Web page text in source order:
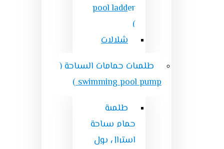
pool ladder
)
شلالات
طلمبات حمامات السباحة (
swimming pool pump )
طلمبة
حمام سباحة
استرال بول